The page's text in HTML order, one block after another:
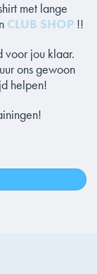
met lange
CLUB SHOP !!
voor jou klaar.
ons gewoon
helpen!